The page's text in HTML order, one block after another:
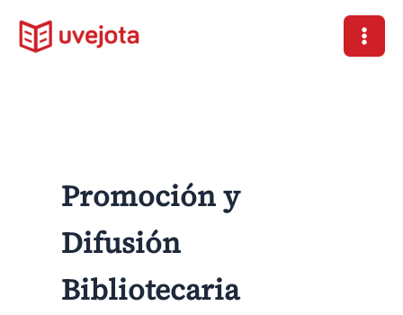
contenido
Promoción y
Difusión
Bibliotecaria